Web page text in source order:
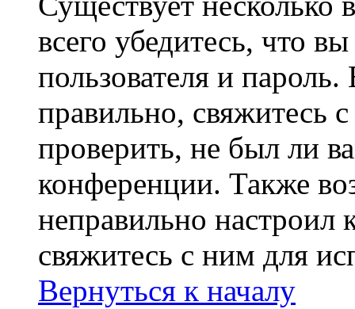
всего убедитесь, что
пользователя и
правильно, свяжитесь
проверить, не был ли
конференции. Также
неправильно
свяжитесь с ним для
Вернуться к началу